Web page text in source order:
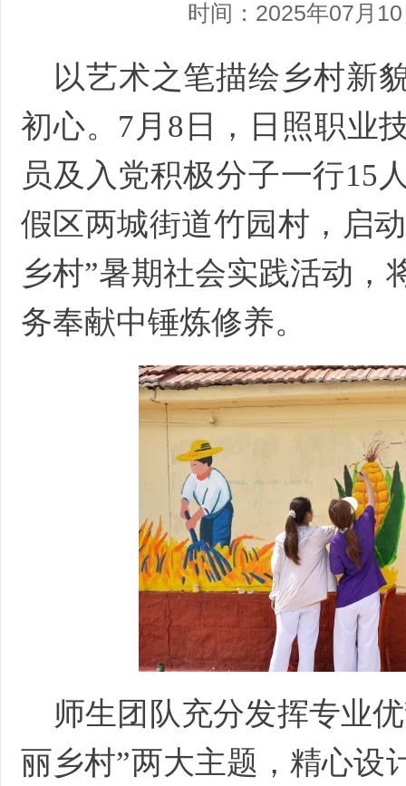
时间：2025年07月
以艺术之笔描绘乡村新
初心。7月8日，日照职业
员及入党积极分子一行15
假区两城街道竹园村，启
乡村”暑期社会实践活动，
务奉献中锤炼修养。
师生团队充分发挥专业
丽乡村”两大主题，精心设